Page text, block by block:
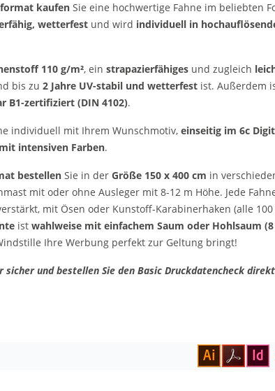
kaufen Sie eine hochwertige Fahne im beliebten
wetterfest und wird individuell in
110 g/m², ein strapazierfähiges und zugleich
bis zu 2 Jahre UV-stabil und wetterfest ist. Außerdem
B1-zertifiziert (DIN 4102).
individuell mit Ihrem Wunschmotiv, einseitig im 6c
intensiven Farben.
bestellen Sie in der Größe 150 x 400 cm in
mit oder ohne Ausleger mit 8-12 m Höhe. Jede
mit Ösen oder Kunstoff-Karabinerhaken (alle
ist wahlweise mit einfachem Saum oder Hohlsaum
Ihre Werbung perfekt zur Geltung bringt!
sicher und bestellen Sie den Basic Druckdatencheck